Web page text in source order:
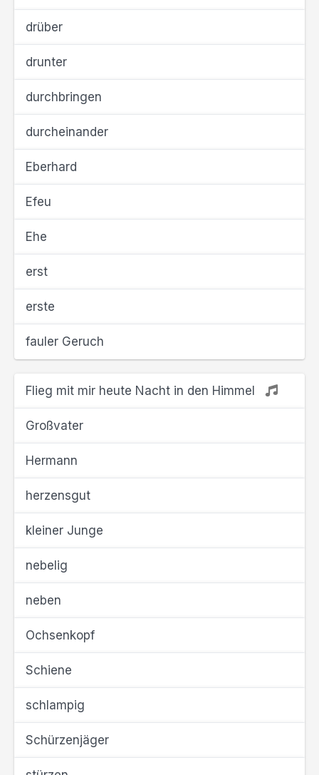
drüber
drunter
durchbringen
durcheinander
Eberhard
Efeu
Ehe
erst
erste
fauler Geruch
Flieg mit mir heute Nacht in den Himmel
Großvater
Hermann
herzensgut
kleiner Junge
nebelig
neben
Ochsenkopf
Schiene
schlampig
Schürzenjäger